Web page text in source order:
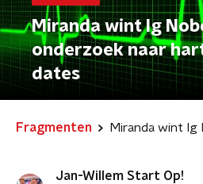
Miranda wint Ig
onderzoek naar
dates
Fragmenten
Jan-Willem Start Op!